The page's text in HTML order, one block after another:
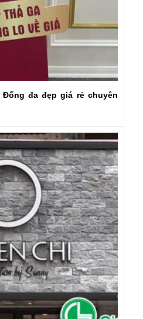
đa đẹp giá rẻ chuyên